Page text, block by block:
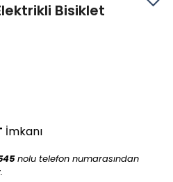
Bisiklet
İmkanı
nolu telefon numarasından